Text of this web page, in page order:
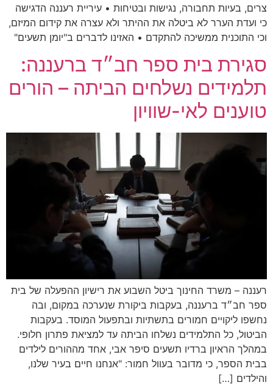
צרים, בעיות תחבורה, נגישות ובטיחות • עיריית רעננה הדגישה
כי ועדת הערר לא ביטלה את ההיתר ולא עצרה את קידום המיזם,
וכי התוכנית ממשיכה להתקדם • האזינו לדברים ב"יומן תשעים"
סגירת בית ספר חב״ד ברעננה:
תלמידים נשלחים הביתה – הורים
טוענים לאי-שוויון
רעננה – משרד החינוך ביטל השבוע את רישיון ההפעלה של בית
ספר חב״ד ברעננה, בעקבות ביקורת שנערכה במקום, ובה
נחשפו ליקויים חמורים בתשתיות ובתפעול המוסד. בעקבות
הביטול, כל התלמידים נשלחו הביתה עד למציאת פתרון חלופי.
במהלך הראיון ברדיו תשעים סיפר אבי, אחד מההורים לילדים
בבית הספר, כי מדובר בעוול חמור: "אנחנו חיים בעיר שלנו,
והילדים […]